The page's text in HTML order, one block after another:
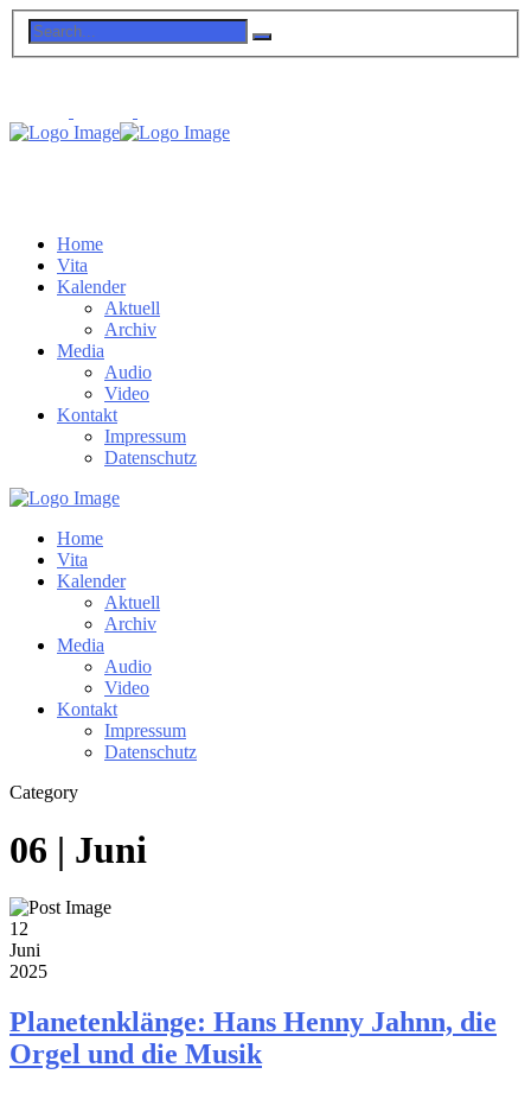
Home
Vita
Kalender
Aktuell
Archiv
Media
Audio
Video
Kontakt
Impressum
Datenschutz
Home
Vita
Kalender
Aktuell
Archiv
Media
Audio
Video
Kontakt
Impressum
Datenschutz
Category
06 | Juni
12
Juni
2025
Planetenklänge: Hans Henny Jahnn, die
Orgel und die Musik